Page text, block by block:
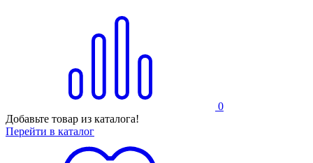
0
Добавьте товар из каталога!
Перейти в каталог